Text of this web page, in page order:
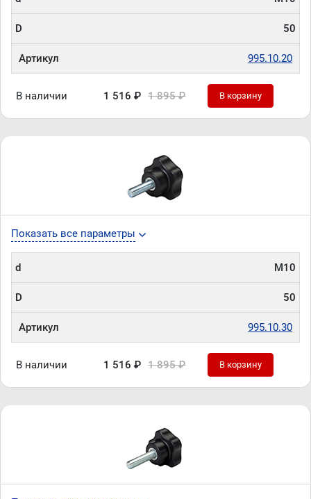
D 50
Артикул 995.10.20
В наличии 1 516 ₽ 1 895 ₽ В корзину
Показать все параметры
d М10
D 50
Артикул 995.10.30
В наличии 1 516 ₽ 1 895 ₽ В корзину